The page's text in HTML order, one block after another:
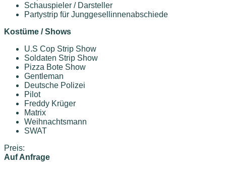
Schauspieler / Darsteller
Partystrip für Junggesellinnenabschiede
Kostüme / Shows
U.S Cop Strip Show
Soldaten Strip Show
Pizza Bote Show
Gentleman
Deutsche Polizei
Pilot
Freddy Krüger
Matrix
Weihnachtsmann
SWAT
Preis:
Auf Anfrage